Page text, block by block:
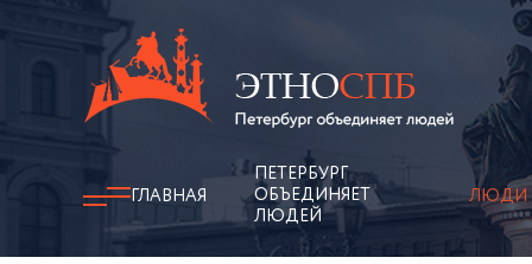
ГЛАВНАЯ
ПЕТЕРБУРГ
ОБЪЕДИНЯЕТ
ЛЮДЕЙ
ЛЮДИ